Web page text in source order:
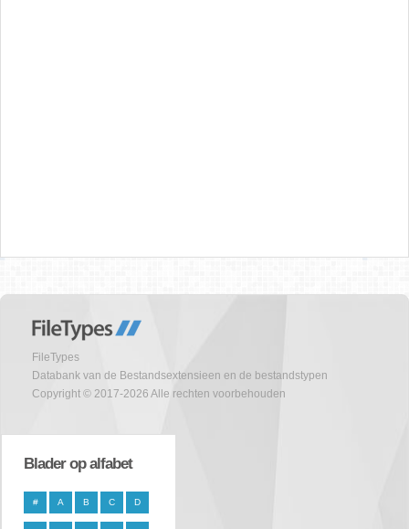
FileTypes
Databank van de Bestandsextensieen en de bestandstypen
Copyright © 2017-2026 Alle rechten voorbehouden
Blader op alfabet
# A B C D